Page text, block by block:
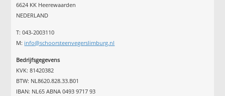
6624 KK Heerewaarden
NEDERLAND
T: 043-2003110
M: info@schoorsteenvegerslimburg.nl
Bedrijfsgegevens
KVK: 81420382
BTW: NL8620.828.33.B01
IBAN: NL65 ABNA 0493 9717 93